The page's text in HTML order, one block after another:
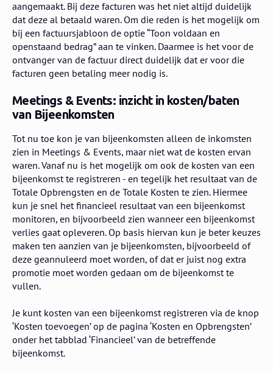
aangemaakt. Bij deze facturen was het niet altijd duidelijk
dat deze al betaald waren. Om die reden is het mogelijk om
bij een factuursjabloon de optie “Toon voldaan en
openstaand bedrag” aan te vinken. Daarmee is het voor de
ontvanger van de factuur direct duidelijk dat er voor die
facturen geen betaling meer nodig is.
Meetings & Events: inzicht in kosten/baten
van Bijeenkomsten
Tot nu toe kon je van bijeenkomsten alleen de inkomsten
zien in Meetings & Events, maar niet wat de kosten ervan
waren. Vanaf nu is het mogelijk om ook de kosten van een
bijeenkomst te registreren - en tegelijk het resultaat van de
Totale Opbrengsten en de Totale Kosten te zien. Hiermee
kun je snel het financieel resultaat van een bijeenkomst
monitoren, en bijvoorbeeld zien wanneer een bijeenkomst
verlies gaat opleveren. Op basis hiervan kun je beter keuzes
maken ten aanzien van je bijeenkomsten, bijvoorbeeld of
deze geannuleerd moet worden, of dat er juist nog extra
promotie moet worden gedaan om de bijeenkomst te
vullen.
Je kunt kosten van een bijeenkomst registreren via de knop
‘Kosten toevoegen’ op de pagina ‘Kosten en Opbrengsten’
onder het tabblad ‘Financieel’ van de betreffende
bijeenkomst.